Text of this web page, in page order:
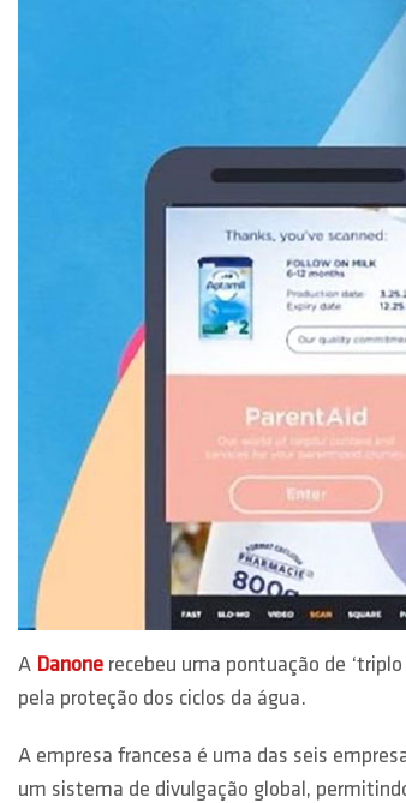
A Danone recebeu uma pontuação de
pela proteção dos ciclos da água.
A empresa francesa é uma das seis
um sistema de divulgação global,